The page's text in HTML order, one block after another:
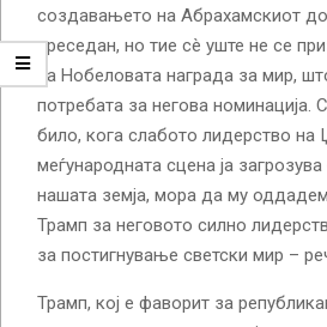
создавањето на Абрахамскиот
преседан, но тие сè уште не се
за Нобеловата награда за мир,
потребата за негова номинација.
било, кога слабото лидерство на
меѓународната сцена ја
нашата земја, мора да му
Трамп за неговото силно
за постигнување светски мир –
Трамп, кој е фаворит за